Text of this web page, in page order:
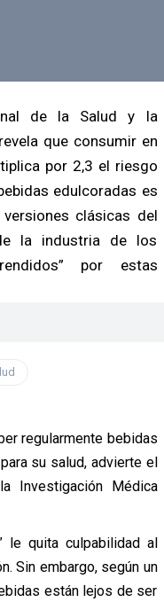
de la Salud y la
que consumir en
por 2,3 el riesgo
edulcoradas es
clásicas del
la industria de los
por estas
regularmente bebidas
su salud, advierte el
Investigación Médica
le quita culpabilidad al
Sin embargo, según un
están lejos de ser